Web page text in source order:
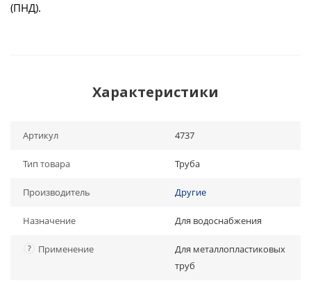
(ПНД).
Характеристики
Артикул 4737
Тип товара Труба
Производитель Другие
Назначение Для водоснабжения
? Применение
Для металлопластиковых
труб